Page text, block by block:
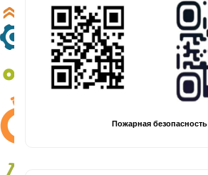
Пожарная безопасность